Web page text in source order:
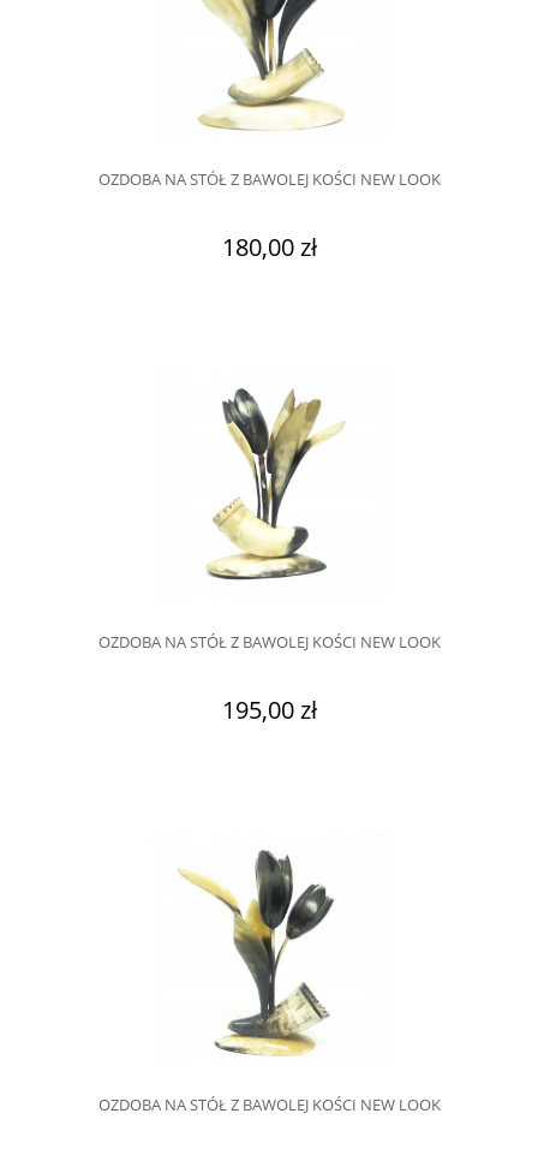
OZDOBA NA STÓŁ Z BAWOLEJ KOŚCI NEW LOOK
180,00 zł
OZDOBA NA STÓŁ Z BAWOLEJ KOŚCI NEW LOOK
195,00 zł
OZDOBA NA STÓŁ Z BAWOLEJ KOŚCI NEW LOOK